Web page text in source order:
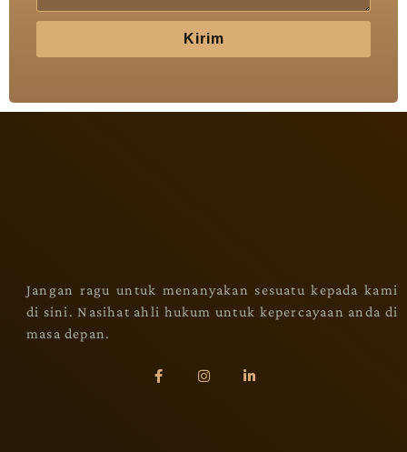
Kirim
Jangan ragu untuk menanyakan sesuatu kepada kami
di sini. Nasihat ahli hukum untuk kepercayaan anda di
masa depan.